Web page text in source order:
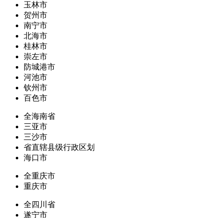
玉林市
贺州市
南宁市
北海市
桂林市
崇左市
防城港市
河池市
钦州市
百色市
全海南省
三亚市
三沙市
省直辖县级行政区划
海口市
全重庆市
重庆市
全四川省
遂宁市